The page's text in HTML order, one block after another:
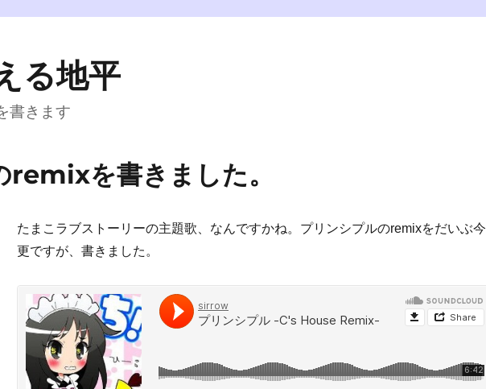
る地平
書きます
remixを書きました。
たまこラブストーリーの主題歌、なんですかね。プリンシプルのremixをだいぶ今
更ですが、書きました。